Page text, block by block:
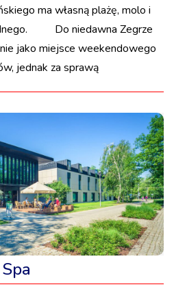
ma własną plażę, molo i
Do niedawna Zegrze
jako miejsce weekendowego
jednak za sprawą